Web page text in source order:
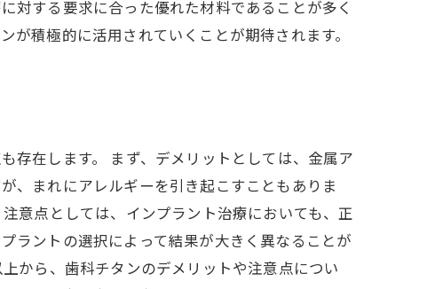
対する要求に合った優れた材料であることが多く
積極的に活用されていくことが期待されます。
存在します。 まず、デメリットとしては、金属ア
、まれにアレルギーを引き起こすこともありま
意点としては、インプラント治療においても、正
ラントの選択によって結果が大きく異なることが
から、歯科チタンのデメリットや注意点につい